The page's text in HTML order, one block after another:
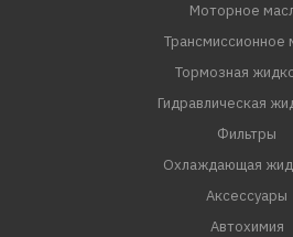
Моторное
Трансмиссионное
Тормозная
Гидравлическая
Фильтры
Охлаждающая
Аксессуары
Автохимия